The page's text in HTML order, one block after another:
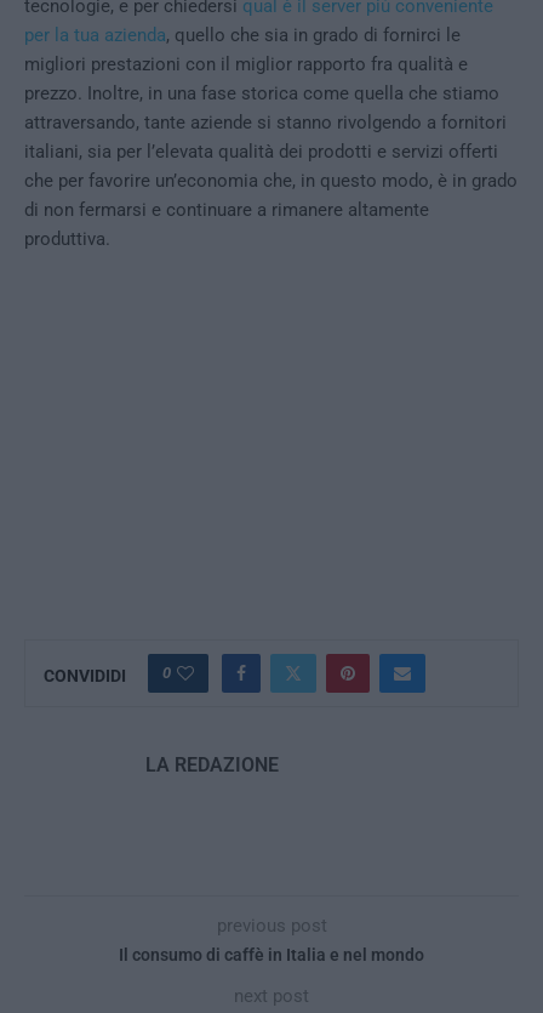
tecnologie, e per chiedersi qual è il server più conveniente
per la tua azienda, quello che sia in grado di fornirci le
migliori prestazioni con il miglior rapporto fra qualità e
prezzo. Inoltre, in una fase storica come quella che stiamo
attraversando, tante aziende si stanno rivolgendo a fornitori
italiani, sia per l’elevata qualità dei prodotti e servizi offerti
che per favorire un’economia che, in questo modo, è in grado
di non fermarsi e continuare a rimanere altamente
produttiva.
CONVIDIDI 0
LA REDAZIONE
previous post
Il consumo di caffè in Italia e nel mondo
next post